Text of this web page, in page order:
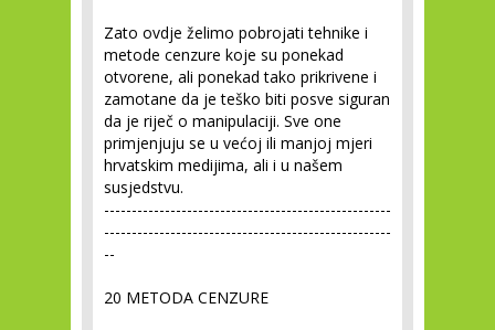
Zato ovdje želimo pobrojati tehnike i
metode cenzure koje su ponekad
otvorene, ali ponekad tako prikrivene i
zamotane da je teško biti posve siguran
da je riječ o manipulaciji. Sve one
primjenjuju se u većoj ili manjoj mjeri
hrvatskim medijima, ali i u našem
susjedstvu.
----------------------------------------------------
----------------------------------------------------
--
20 METODA CENZURE